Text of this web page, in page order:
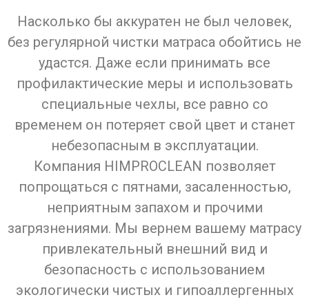
Насколько бы аккуратен не был человек,
без регулярной чистки матраса обойтись не
удастся. Даже если принимать все
профилактические меры и использовать
специальные чехлы, все равно со
временем он потеряет свой цвет и станет
небезопасным в эксплуатации.
Компания HIMPROCLEAN позволяет
попрощаться с пятнами, засаленностью,
неприятным запахом и прочими
загрязнениями. Мы вернем вашему матрасу
привлекательный внешний вид и
безопасность с использованием
экологически чистых и гипоаллергенных